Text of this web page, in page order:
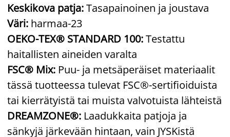
Keskikova patja:Tasapainoinen ja joustava
Väri: harmaa-23
OEKO-TEX® STANDARD 100:Testattu
haitallisten aineiden varalta
FSC® Mix: Puu- ja metsäperäiset materiaalit
tässä tuotteessa tulevat FSC®-sertifioiduista
tai kierrätyistä tai muista valvotuista lähteistä
DREAMZONE®: Laadukkaita patjoja ja
sänkyjä järkevään hintaan, vain JYSKistä